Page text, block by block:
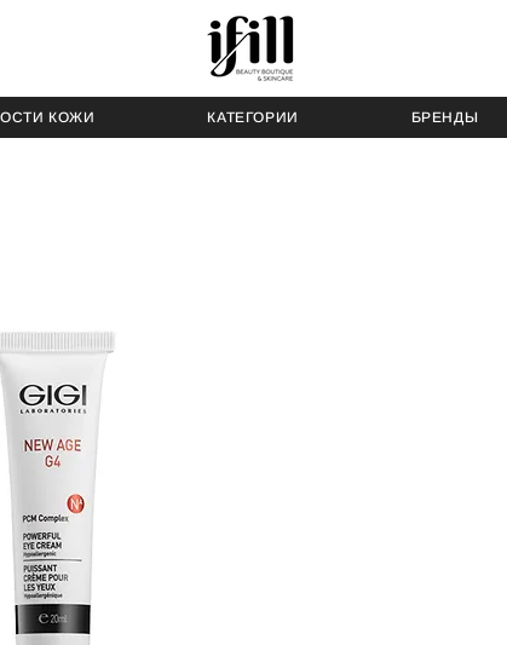
КОЖИ КАТЕГОРИИ БРЕНДЫ